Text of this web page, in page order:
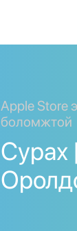
Apple Store
боломжтой
Сурах